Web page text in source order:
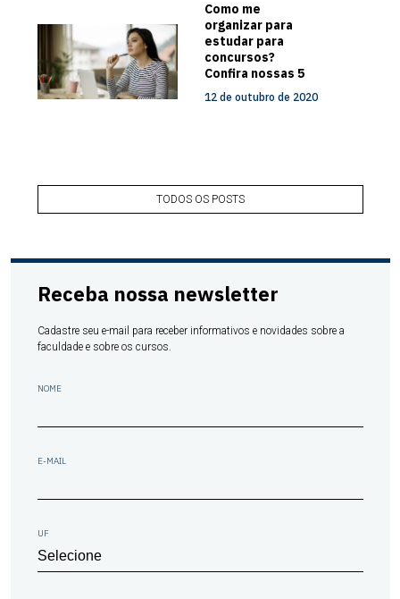
Como me
organizar para
estudar para
concursos?
Confira nossas 5
dicas
12 de outubro de 2020
TODOS OS POSTS
Receba nossa newsletter
Cadastre seu e-mail para receber informativos e novidades sobre a
faculdade e sobre os cursos.
NOME
E-MAIL
UF